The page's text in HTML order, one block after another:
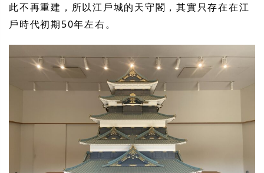
此不再重建，所以江戶城的天守閣，其實只存在在江
戶時代初期50年左右。